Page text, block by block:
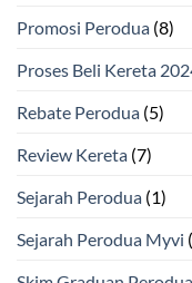
Promosi Perodua (8)
Proses Beli Kereta
Rebate Perodua (5)
Review Kereta (7)
Sejarah Perodua (1)
Sejarah Perodua Myvi